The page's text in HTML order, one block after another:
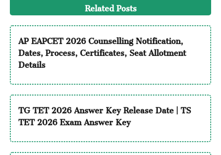
Related Posts
AP EAPCET 2026 Counselling Notification,
Dates, Process, Certificates, Seat Allotment
Details
TG TET 2026 Answer Key Release Date | TS
TET 2026 Exam Answer Key